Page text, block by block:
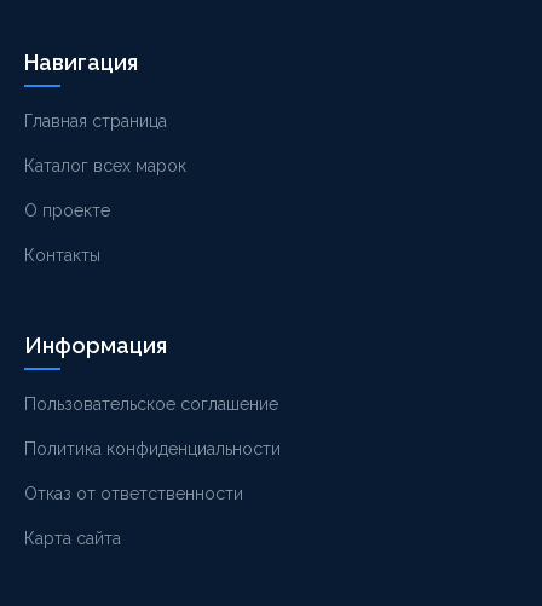
Навигация
Главная страница
Каталог всех марок
О проекте
Контакты
Информация
Пользовательское соглашение
Политика конфиденциальности
Отказ от ответственности
Карта сайта